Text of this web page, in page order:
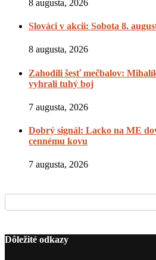
8 augusta, 2026
Slováci v akcii: Sobota 8.
8 augusta, 2026
Zahodili šesť mečbalov:
vyhrali tuhý boj
7 augusta, 2026
Dobrý signál: Lacko na ME
cennému kovu
7 augusta, 2026
Dôležité odkazy